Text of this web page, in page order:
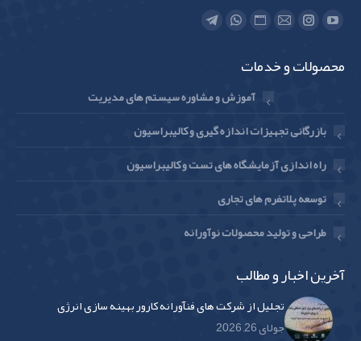
Find us on:
YouTube
opens
window
Instagram
opens
window
Mail
opens
window
Website
opens
in
window
Whatsapp
in
window
Telegram
in
window
محصولات و خدمات
آموزش و مشاوره سیستم های مدیریت
بازرگانی تجهیزات اندازه گیری و کالیبراسیون
راه اندازی آزمایشگاه های تست و کالیبراسیون
توسعه پلاتفرم های تجاری
طراحی و تولید محصولات نوآورانه
آخرین اخبار و مطالب
تجلیل از شرکت های فنآورانه کارور بهینه سازی انرژی
جولای 26, 2026